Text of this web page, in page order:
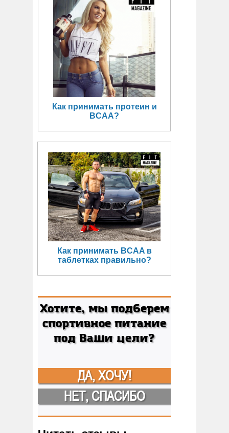
Как принимать протеин и
BCAA?
Как принимать BCAA в
таблетках правильно?
Хотите, мы подберем
спортивное питание
под Ваши цели?
ДА, ХОЧУ!
НЕТ, СПАСИБО